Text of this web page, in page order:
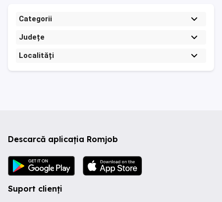
Categorii
Județe
Localități
Descarcă aplicația Romjob
Suport clienți